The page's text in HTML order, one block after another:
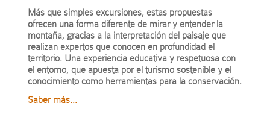
Más que simples excursiones, estas propuestas
ofrecen una forma diferente de mirar y entender la
montaña, gracias a la interpretación del paisaje que
realizan expertos que conocen en profundidad el
territorio. Una experiencia educativa y respetuosa con
el entorno, que apuesta por el turismo sostenible y el
conocimiento como herramientas para la conservación.
Saber más...